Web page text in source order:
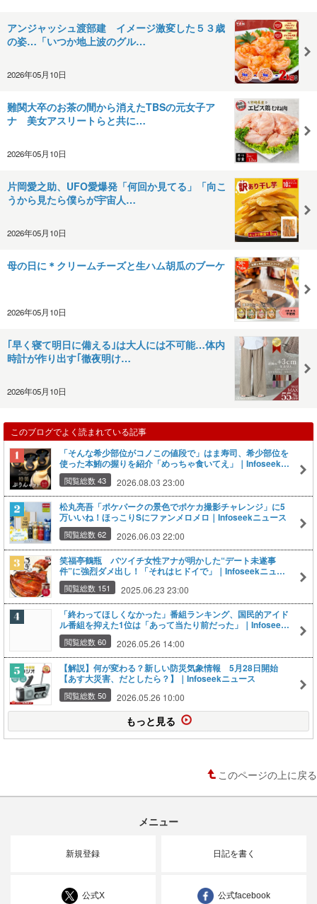
アンジャッシュ渡部建 イメージ激変した５３歳
の姿…「いつか地上波のグル…
2026年05月10日
難関大卒のお茶の間から消えたTBSの元女子ア
ナ 美女アスリートらと共に…
2026年05月10日
片岡愛之助、UFO愛爆発「何回か見てる」「向こ
うから見たら僕らが宇宙人…
2026年05月10日
母の日に＊クリームチーズと生ハム胡瓜のブーケ
2026年05月10日
｢早く寝て明日に備える｣は大人には不可能…体内
時計が作り出す｢徹夜明け…
2026年05月10日
このブログでよく読まれている記事
「そんな希少部位がコノこの値段で」はま寿司、希少部位を
使った本鮪の握りを紹介「めっちゃ食いてえ」｜Infoseekニ
ュース
閲覧総数 43 2026.08.03 23:00
松丸亮吾「ポケパークの景色でポケカ撮影チャレンジ」に5
万いいね！ほっこりSにファンメロメロ｜Infoseekニュース
閲覧総数 62 2026.06.03 22:00
笑福亭鶴瓶 バツイチ女性アナが明かした“デート未遂事
件”に強烈ダメ出し！「それはヒドイで」｜Infoseekニュー
ス閲覧総数 151 2025.06.23 23:00
「終わってほしくなかった」番組ランキング、国民的アイド
ル番組を抑えた1位は「あって当たり前だった」｜Infoseek
ニュース
閲覧総数 60 2026.05.26 14:00
【解説】何が変わる？新しい防災気象情報 5月28日開始
【あす大災害、だとしたら？】｜Infoseekニュース
閲覧総数 50 2026.05.26 10:00
もっと見る
このページの上に戻る
メニュー
新規登録 日記を書く
公式X 公式facebook